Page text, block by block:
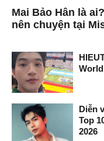
Mai Bảo Hân là
nên chuyện tại
Diễn
Top
2026